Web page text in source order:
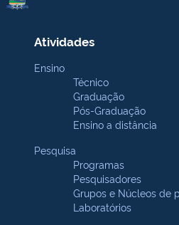
Atividades
Ensino
Técnico
Graduação
Pós-Graduação
Ensino a distância
Pesquisa
Programas
Pesquisadores
Grupos e Núcleos de
Laboratórios